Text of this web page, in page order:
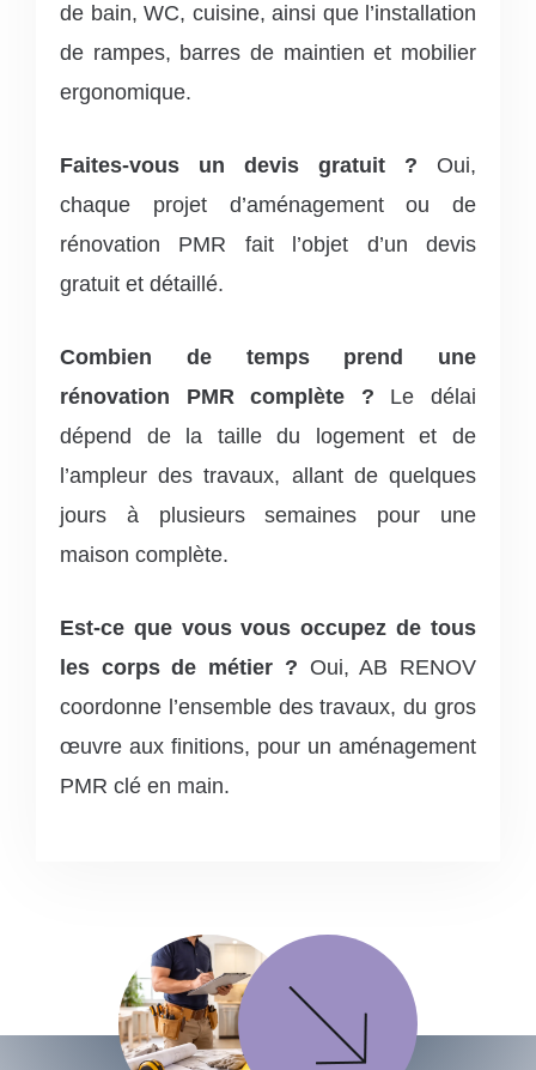
de bain, WC, cuisine, ainsi que l’installation
de rampes, barres de maintien et mobilier
ergonomique.
Faites-vous un devis gratuit ? Oui,
chaque projet d’aménagement ou de
rénovation PMR fait l’objet d’un devis
gratuit et détaillé.
Combien de temps prend une
rénovation PMR complète ? Le délai
dépend de la taille du logement et de
l’ampleur des travaux, allant de quelques
jours à plusieurs semaines pour une
maison complète.
Est-ce que vous vous occupez de tous
les corps de métier ? Oui, AB RENOV
coordonne l’ensemble des travaux, du gros
œuvre aux finitions, pour un aménagement
PMR clé en main.